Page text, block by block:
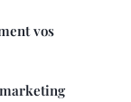
vos